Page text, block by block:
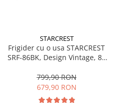
STARCREST
Frigider cu o usa STARCREST
SRF-86BK, Design Vintage, 85
interioara, H 84 cm, Negru
799,90 RON
679,90 RON